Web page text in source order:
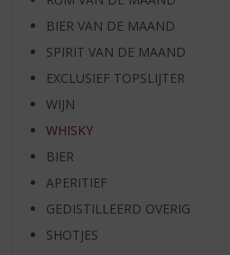
BIER VAN DE MAAND
SPIRIT VAN DE MAAND
EXCLUSIEF TOPSLIJTER
WIJN
WHISKY
BIER
APERITIEF
GEDISTILLEERD OVERIG
SHOTJES